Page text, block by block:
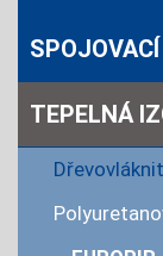
TEPELNÁ